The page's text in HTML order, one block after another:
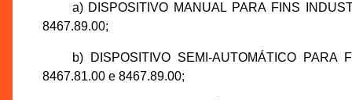
a) DISPOSITIVO MANUAL PARA FINS
8467.89.00;
b) DISPOSITIVO SEMI-AUTOMÁTICO PARA
8467.81.00 e 8467.89.00;